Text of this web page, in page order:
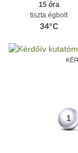
15 óra
tiszta égbolt
34°C
1